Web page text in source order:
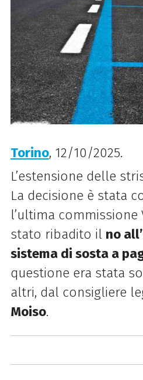
Torino, 12/10/2025.
L’estensione delle
La decisione è stata
l’ultima commissione
stato ribadito il no
sistema di sosta a
questione era stata
altri, dal consigliere
Moiso.